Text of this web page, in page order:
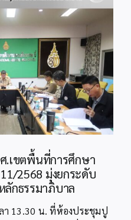
.เขตพื้นที่การศึกษา
2568 มุ่งยกระดับ
ลักธรรมาภิบาล
า 13.30 น. ที่ห้องประชุมปู